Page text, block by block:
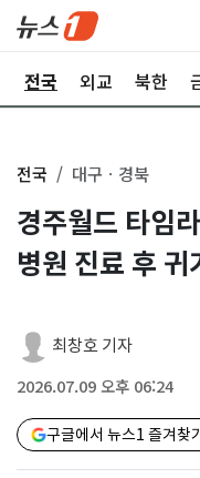
전국 외교 북한
전국 대구ㆍ경북
경주월드 타임
병원 진료 후 귀
최창호 기자
2026.07.09 오후 06:24
구글에서 뉴스1 즐겨찾